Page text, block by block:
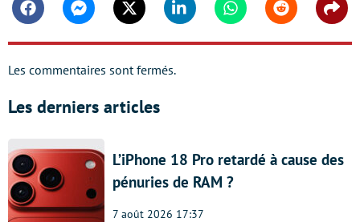
FacebookMessengerTwitter Linkedin WhatsappReddit
Les commentaires sont fermés.
Les derniers articles
L’iPhone 18 Pro retardé à cause des
pénuries de RAM ?
7 août 2026 17:37